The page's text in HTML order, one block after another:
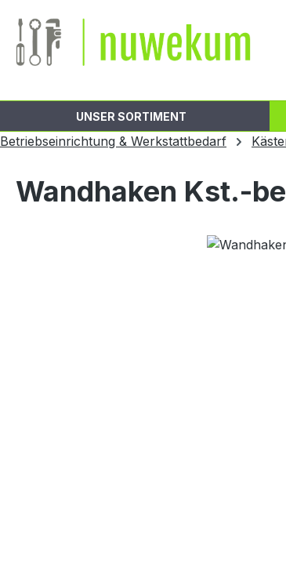
Hauptinhalt springen
Zur Suche springen
Zur Hauptnavigation springen
UNSER SORTIMENT
Betriebseinrichtung & Werkstattbedarf
Wandhaken Kst.-